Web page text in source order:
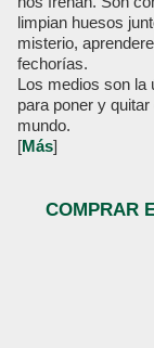
limpian huesos
misterio,
fechorías.
Los medios son la
para poner y
mundo.
[Más]
COMPRAR